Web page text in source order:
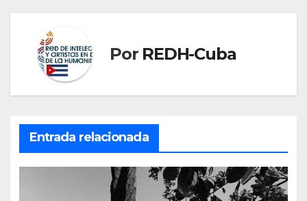
Por REDH-Cuba
Entrada relacionada